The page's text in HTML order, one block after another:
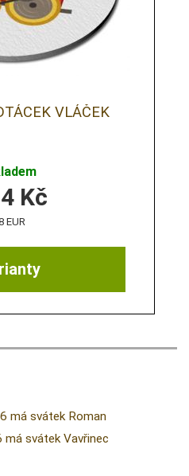
VLÁČEK
Kč
EUR
má svátek Roman
svátek Vavřinec